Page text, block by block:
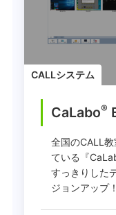
CALLシステム
CaLabo®
全国のCALL
ている『
すっきりした
ジョンアップ！